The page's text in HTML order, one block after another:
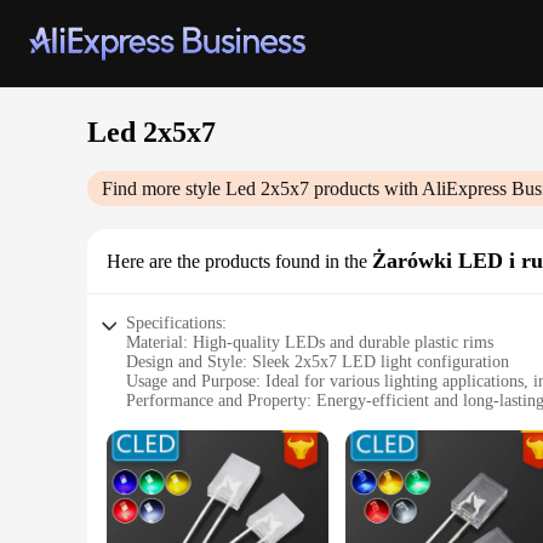
Led 2x5x7
Find more style Led 2x5x7 products with AliExpress
Here are the products found in the Żarówki LED i
Specifications:
Material: High-quality LEDs and durable plastic rims
Design and Style: Sleek 2x5x7 LED light configuration
Usage and Purpose: Ideal for various lighting applications,
Performance and Property: Energy-efficient and long-
Parts and Accessories: Comes with LED bulbs and rims for
Features:
**Energy-Efficient Lighting Solution**
Our LED 2x5x7 light sets are designed to provide a bright
traditional lighting options, reducing the need for frequent